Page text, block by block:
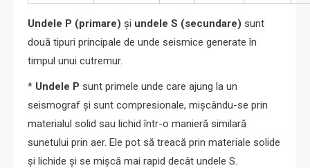
Undele P (primare) și undele S (secundare) sunt
două tipuri principale de unde seismice generate în
timpul unui cutremur.
* Undele P sunt primele unde care ajung la un
seismograf și sunt compresionale, mișcându-se prin
materialul solid sau lichid într-o manieră similară
sunetului prin aer. Ele pot să treacă prin materiale solide
și lichide și se mișcă mai rapid decât undele S.